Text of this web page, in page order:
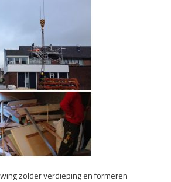
zolder verdieping en formeren